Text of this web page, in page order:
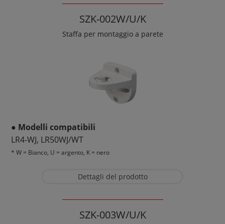
SZK-002W/U/K
Staffa per montaggio a parete
● Modelli compatibili
LR4-WJ, LR50WJ/WT
* W = Bianco, U = argento, K = nero
Dettagli del prodotto
SZK-003W/U/K